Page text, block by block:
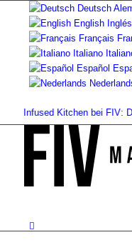
Deutsch
English Inglés
Français
Italiano
Español
Kitchen bei FIV: Das